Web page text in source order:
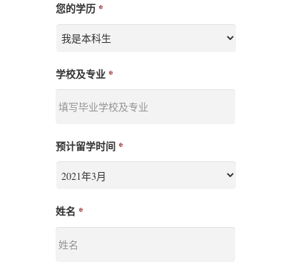
您的学历 *
学校及专业 *
预计留学时间 *
姓名 *